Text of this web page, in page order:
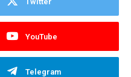
YouTube
Telegram